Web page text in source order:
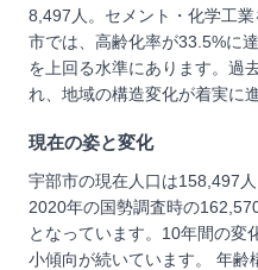
8,497人。セメント・化学工
市では、高齢化率が33.5%に
を上回る水準にあります。過
れ、地域の構造変化が着実に
現在の姿と変化
宇部市の現在人口は158,497
2020年の国勢調査時の
となっています。10年間の変
小傾向が続いています。 年